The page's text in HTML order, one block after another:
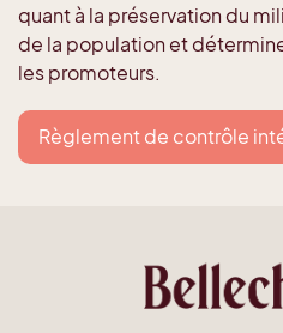
quant à la préservation du
de la population et
les promoteurs.
Règlement de contrôle